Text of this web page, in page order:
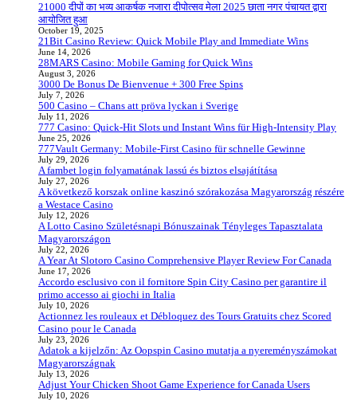
21000 दीपों का भव्य आकर्षक नजारा दीपोत्सव मेला 2025 छाता नगर पंचायत द्वारा
आयोजित हुआ
October 19, 2025
21Bit Casino Review: Quick Mobile Play and Immediate Wins
June 14, 2026
28MARS Casino: Mobile Gaming for Quick Wins
August 3, 2026
3000 De Bonus De Bienvenue + 300 Free Spins
July 7, 2026
500 Casino – Chans att pröva lyckan i Sverige
July 11, 2026
777 Casino: Quick‑Hit Slots und Instant Wins für High‑Intensity Play
June 25, 2026
777Vault Germany: Mobile‑First Casino für schnelle Gewinne
July 29, 2026
A fambet login folyamatának lassú és biztos elsajátítása
July 27, 2026
A következő korszak online kaszinó szórakozása Magyarország részére
a Westace Casino
July 12, 2026
A Lotto Casino Születésnapi Bónuszainak Tényleges Tapasztalata
Magyarországon
July 22, 2026
A Year At Slotoro Casino Comprehensive Player Review For Canada
June 17, 2026
Accordo esclusivo con il fornitore Spin City Casino per garantire il
primo accesso ai giochi in Italia
July 10, 2026
Actionnez les rouleaux et Débloquez des Tours Gratuits chez Scored
Casino pour le Canada
July 23, 2026
Adatok a kijelzőn: Az Oopspin Casino mutatja a nyereményszámokat
Magyarországnak
July 13, 2026
Adjust Your Chicken Shoot Game Experience for Canada Users
July 10, 2026